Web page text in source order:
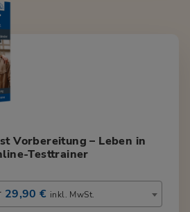
Vorbereitung – Leben in
Testtrainer
29,90 € inkl. MwSt.